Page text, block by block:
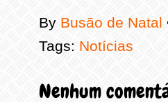
By Busão de Natal
Tags: Notícias
Nenhum